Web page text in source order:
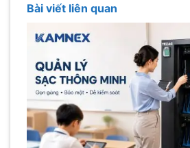
Bài viết liên quan